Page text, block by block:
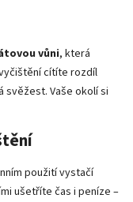
vůni, která
cítíte rozdíl
svěžest. Vaše okolí si
použití vystačí
ušetříte čas i peníze –